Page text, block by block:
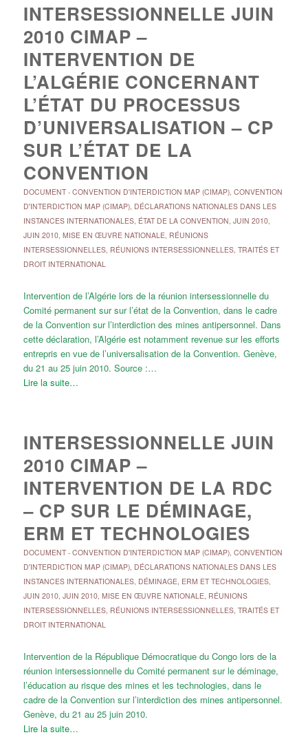
INTERSESSIONNELLE JUIN
2010 CIMAP –
INTERVENTION DE
L’ALGÉRIE CONCERNANT
L’ÉTAT DU PROCESSUS
D’UNIVERSALISATION – CP
SUR L’ÉTAT DE LA
CONVENTION
DOCUMENT- CONVENTION D'INTERDICTION MAP (CIMAP), CONVENTION
D'INTERDICTION MAP (CIMAP), DÉCLARATIONS NATIONALES DANS LES
INSTANCES INTERNATIONALES, ÉTAT DE LA CONVENTION, JUIN 2010,
JUIN 2010, MISE EN ŒUVRE NATIONALE, RÉUNIONS
INTERSESSIONNELLES, RÉUNIONS INTERSESSIONNELLES, TRAITÉS ET
DROIT INTERNATIONAL
Intervention de l’Algérie lors de la réunion intersessionnelle du
Comité permanent sur sur l’état de la Convention, dans le cadre
de la Convention sur l’interdiction des mines antipersonnel. Dans
cette déclaration, l’Algérie est notamment revenue sur les efforts
entrepris en vue de l’universalisation de la Convention. Genève,
du 21 au 25 juin 2010. Source :…
Lire la suite…
INTERSESSIONNELLE JUIN
2010 CIMAP –
INTERVENTION DE LA RDC
– CP SUR LE DÉMINAGE,
ERM ET TECHNOLOGIES
DOCUMENT- CONVENTION D'INTERDICTION MAP (CIMAP), CONVENTION
D'INTERDICTION MAP (CIMAP), DÉCLARATIONS NATIONALES DANS LES
INSTANCES INTERNATIONALES, DÉMINAGE, ERM ET TECHNOLOGIES,
JUIN 2010, JUIN 2010, MISE EN ŒUVRE NATIONALE, RÉUNIONS
INTERSESSIONNELLES, RÉUNIONS INTERSESSIONNELLES, TRAITÉS ET
DROIT INTERNATIONAL
Intervention de la République Démocratique du Congo lors de la
réunion intersessionnelle du Comité permanent sur le déminage,
l’éducation au risque des mines et les technologies, dans le
cadre de la Convention sur l’interdiction des mines antipersonnel.
Genève, du 21 au 25 juin 2010.
Lire la suite…